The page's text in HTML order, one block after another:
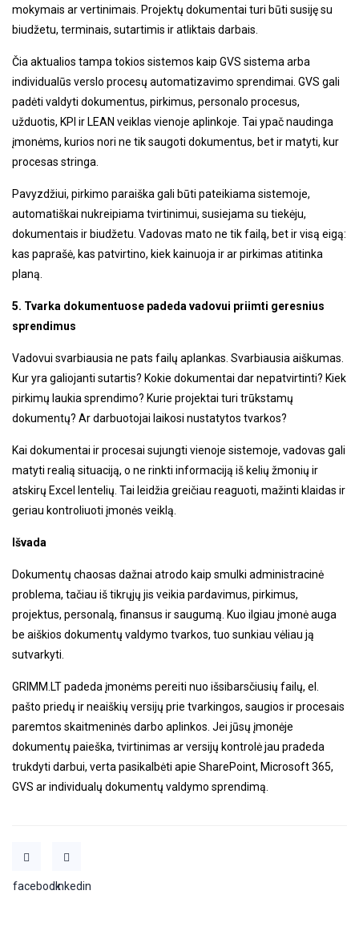
mokymais ar vertinimais. Projektų dokumentai turi būti susiję su
biudžetu, terminais, sutartimis ir atliktais darbais.
Čia aktualios tampa tokios sistemos kaip GVS sistema arba
individualūs verslo procesų automatizavimo sprendimai. GVS gali
padėti valdyti dokumentus, pirkimus, personalo procesus,
užduotis, KPI ir LEAN veiklas vienoje aplinkoje. Tai ypač naudinga
įmonėms, kurios nori ne tik saugoti dokumentus, bet ir matyti, kur
procesas stringa.
Pavyzdžiui, pirkimo paraiška gali būti pateikiama sistemoje,
automatiškai nukreipiama tvirtinimui, susiejama su tiekėju,
dokumentais ir biudžetu. Vadovas mato ne tik failą, bet ir visą eigą:
kas paprašė, kas patvirtino, kiek kainuoja ir ar pirkimas atitinka
planą.
5. Tvarka dokumentuose padeda vadovui priimti geresnius
sprendimus
Vadovui svarbiausia ne pats failų aplankas. Svarbiausia aiškumas.
Kur yra galiojanti sutartis? Kokie dokumentai dar nepatvirtinti? Kiek
pirkimų laukia sprendimo? Kurie projektai turi trūkstamų
dokumentų? Ar darbuotojai laikosi nustatytos tvarkos?
Kai dokumentai ir procesai sujungti vienoje sistemoje, vadovas gali
matyti realią situaciją, o ne rinkti informaciją iš kelių žmonių ir
atskirų Excel lentelių. Tai leidžia greičiau reaguoti, mažinti klaidas ir
geriau kontroliuoti įmonės veiklą.
Išvada
Dokumentų chaosas dažnai atrodo kaip smulki administracinė
problema, tačiau iš tikrųjų jis veikia pardavimus, pirkimus,
projektus, personalą, finansus ir saugumą. Kuo ilgiau įmonė auga
be aiškios dokumentų valdymo tvarkos, tuo sunkiau vėliau ją
sutvarkyti.
GRIMM.LT padeda įmonėms pereiti nuo išsibarsčiusių failų, el.
pašto priedų ir neaiškių versijų prie tvarkingos, saugios ir procesais
paremtos skaitmeninės darbo aplinkos. Jei jūsų įmonėje
dokumentų paieška, tvirtinimas ar versijų kontrolė jau pradeda
trukdyti darbui, verta pasikalbėti apie SharePoint, Microsoft 365,
GVS ar individualų dokumentų valdymo sprendimą.
facebooklinkedin